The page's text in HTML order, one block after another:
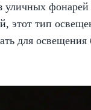
уличных фонарей
этот тип
для освещения